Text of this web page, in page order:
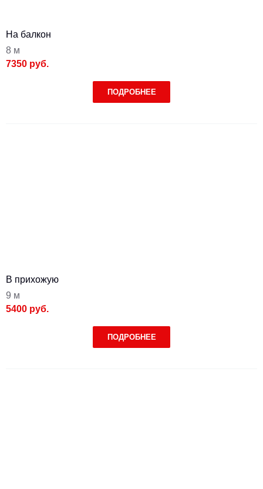
На балкон
8 м
7350 руб.
ПОДРОБНЕЕ
В прихожую
9 м
5400 руб.
ПОДРОБНЕЕ